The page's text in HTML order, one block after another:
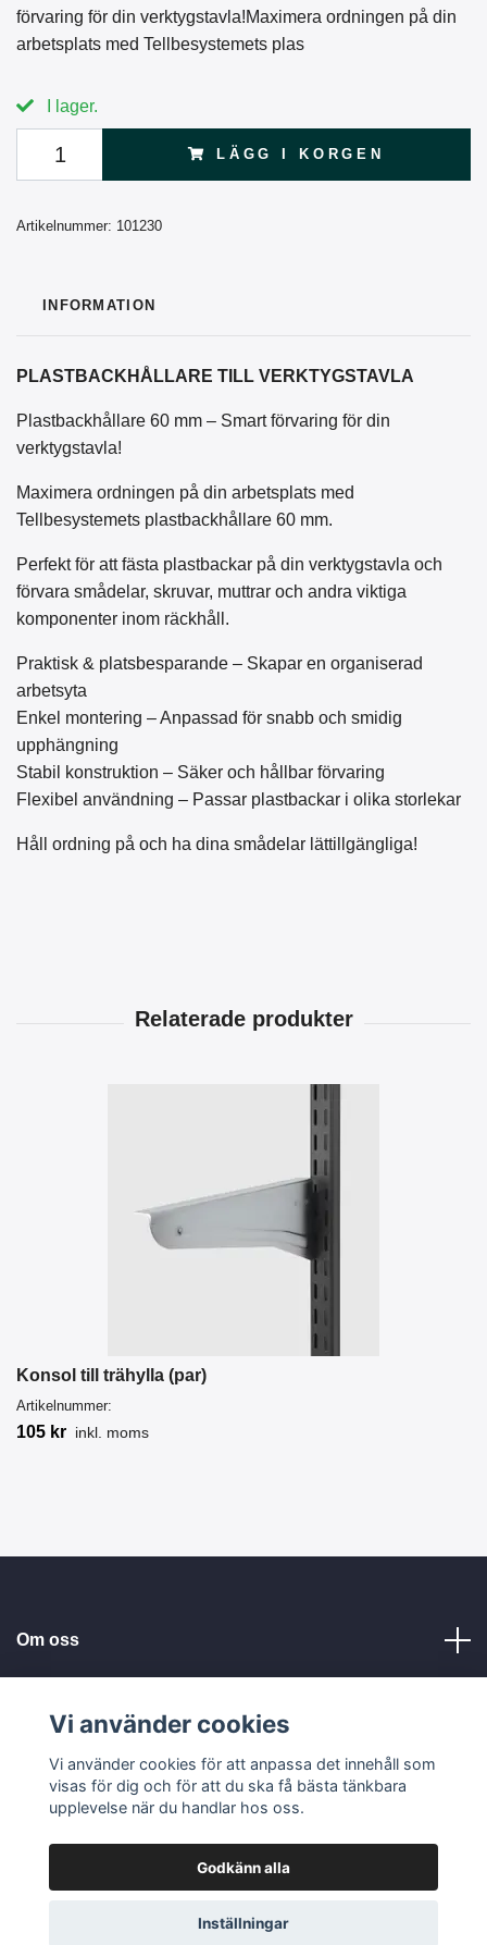
förvaring för din verktygstavla!Maximera ordningen på din
arbetsplats med Tellbesystemets plas
I lager.
LÄGG I KORGEN
Artikelnummer: 101230
INFORMATION
PLASTBACKHÅLLARE TILL VERKTYGSTAVLA
Plastbackhållare 60 mm – Smart förvaring för din
verktygstavla!
Maximera ordningen på din arbetsplats med
Tellbesystemets plastbackhållare 60 mm.
Perfekt för att fästa plastbackar på din verktygstavla och
förvara smådelar, skruvar, muttrar och andra viktiga
komponenter inom räckhåll.
Praktisk & platsbesparande – Skapar en organiserad
arbetsyta
Enkel montering – Anpassad för snabb och smidig
upphängning
Stabil konstruktion – Säker och hållbar förvaring
Flexibel användning – Passar plastbackar i olika storlekar
Håll ordning på och ha dina smådelar lättillgängliga!
Konsol till trähylla (par)
Artikelnummer:
105 kr inkl. moms
Om oss
Läs mer
© 2026 Tellbe AB
Vi använder cookies
Vi använder cookies för att anpassa det innehåll som
visas för dig och för att du ska få bästa tänkbara
upplevelse när du handlar hos oss.
Godkänn alla
Inställningar